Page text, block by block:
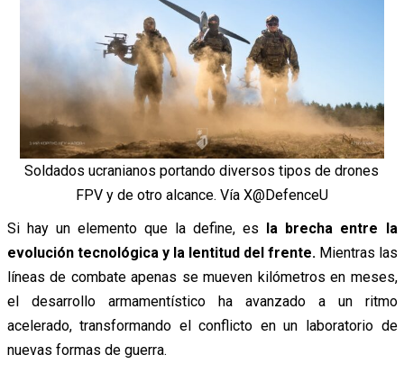
Soldados ucranianos portando diversos tipos de drones
FPV y de otro alcance. Vía X@DefenceU
Si hay un elemento que la define, es la brecha entre la
evolución tecnológica y la lentitud del frente. Mientras las
líneas de combate apenas se mueven kilómetros en meses,
el desarrollo armamentístico ha avanzado a un ritmo
acelerado, transformando el conflicto en un laboratorio de
nuevas formas de guerra.